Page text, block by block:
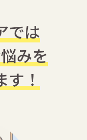
では
みを
！